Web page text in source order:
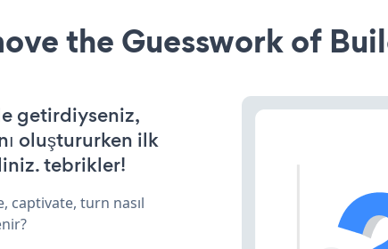
the Guesswork of
getirdiyseniz,
oluştururken ilk
tebrikler!
captivate, turn nasıl